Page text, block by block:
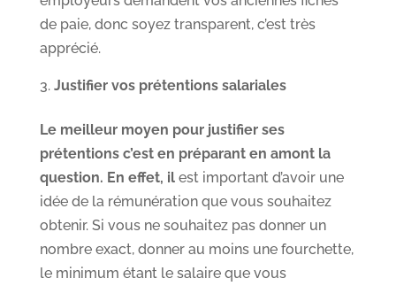
de paie, donc soyez transparent, c’est très
apprécié.
Justifier vos prétentions salariales
Le meilleur moyen pour justifier ses
prétentions c’est en préparant en amont la
question. En effet, il est important d’avoir une
idée de la rémunération que vous souhaitez
obtenir. Si vous ne souhaitez pas donner un
nombre exact, donner au moins une fourchette,
le minimum étant le salaire que vous